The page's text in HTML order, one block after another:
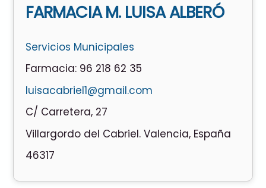
FARMACIA M. LUISA ALBERÓ
Servicios Municipales
Farmacia: 96 218 62 35
luisacabriel1@gmail.com
C/ Carretera, 27
Villargordo del Cabriel. Valencia, España
46317